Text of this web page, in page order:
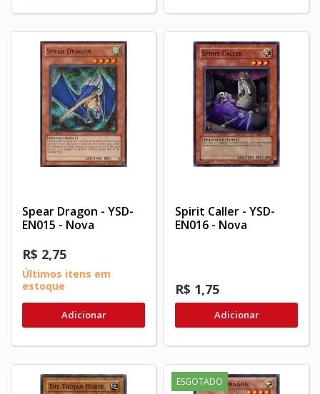
Spear Dragon - YSD-
EN015 - Nova
R$ 2,75
Últimos itens em
estoque
Adicionar
Spirit Caller - YSD-
EN016 - Nova
R$ 1,75
Adicionar
ESGOTADO